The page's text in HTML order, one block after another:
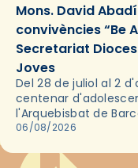
Mons. David
convivències “Be
Secretariat
Joves
Del 28 de juliol al 2
centenar
l'Arquebisbat de
les convivències Be
06/08/2026